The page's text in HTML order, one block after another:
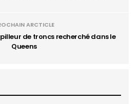
ARCTICLE
pilleur de troncs recherché dans le
Queens